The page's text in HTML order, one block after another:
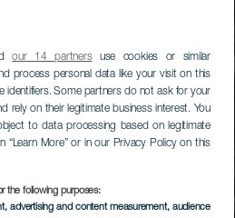
our 14 partnersuse cookies or similar
process personal data like your visit on this
identifiers. Some partners do not ask for your
rely on their legitimate business interest. You
to data processing based on legitimate
“Learn More” or in our Privacy Policy on this
the following purposes:
advertising and content measurement, audience